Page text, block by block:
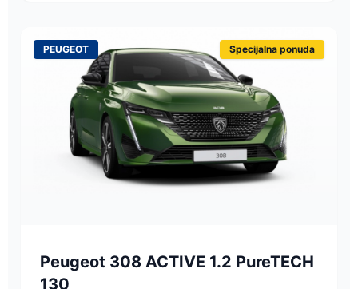
PEUGEOT Specijalna ponuda
Peugeot 308 ACTIVE 1.2 PureTECH
130